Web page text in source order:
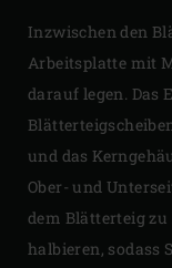
Inzwischen den
Arbeitsplatte mit
darauf legen. Das
und das
Ober- und
dem Blätterteig zu
halbieren, sodass